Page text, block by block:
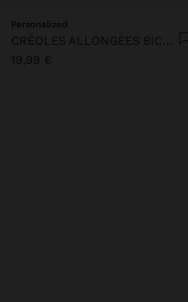
Personalized
CRÉOLES ALLONGÉES BICOLORES – ACIER INOXYDABLE
19,99 €